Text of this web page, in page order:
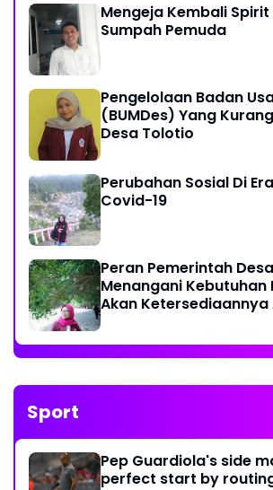
Mengeja Kembali
Sumpah Pemuda
Pengelolaan Badan
(BUMDes) Yang
Desa Tolotio
Perubahan Sosial Di
Covid-19
Peran Pemerintah
Menangani
Akan Ketersediaannya
Sport
Pep Guardiola's side
perfect start by